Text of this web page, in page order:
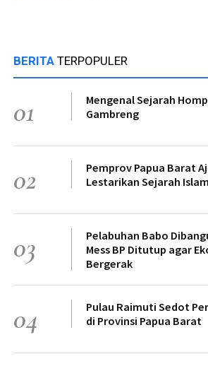
BERITA TERPOPULER
01
Mengenal Sejarah
Gambreng
02
Pemprov Papua Barat
Lestarikan Sejarah
03
Pelabuhan Babo
Mess BP Ditutup agar
Bergerak
04
Pulau Raimuti Sedot
di Provinsi Papua Barat